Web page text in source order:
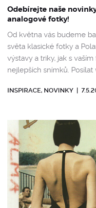
Odebírejte naše
analogové fotky!
Od května vás budeme
světa klasické fotky a
výstavy a triky, jak s
nejlepších snímků. Posílat
INSPIRACE, NOVINKY